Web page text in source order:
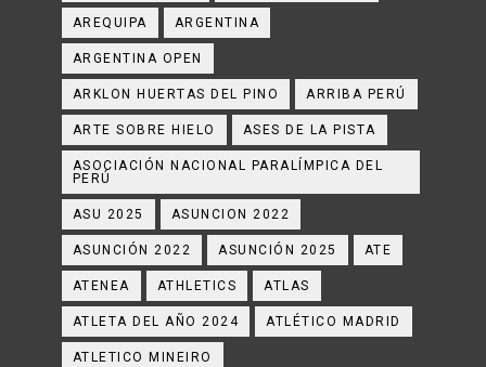
AREQUIPA ARGENTINA
ARGENTINA OPEN
ARKLON HUERTAS DEL PINO ARRIBA PERÚ
ARTE SOBRE HIELO ASES DE LA PISTA
ASOCIACIÓN NACIONAL PARALÍMPICA DEL
PERÚ
ASU 2025 ASUNCION 2022
ASUNCIÓN 2022 ASUNCIÓN 2025 ATE
ATENEA ATHLETICS ATLAS
ATLETA DEL AÑO 2024 ATLÉTICO MADRID
ATLETICO MINEIRO